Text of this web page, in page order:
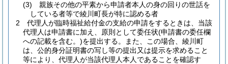
(3)
親族その他の平素から申請者本人の身の回りの世話を
している者等で綾川町長が特に認める者
2
代理人が臨時福祉給付金の支給の申請をするときは、当該
代理人は申請書に加え、原則として委任状(申請書の委任欄
への記載を含む。)を提出する。
また、この場合、綾川町
は、公的身分証明書の写し等の提出又は提示を求めること
等により、代理人が当該代理人本人であることを確認す